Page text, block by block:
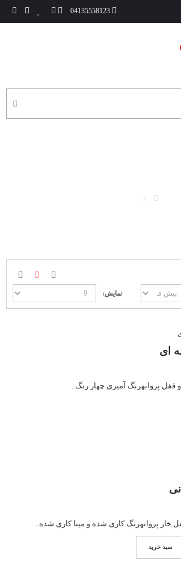
04135558123
نمایش:
ای
قفل پروانهرنگ آمیزی چهار رنگ..
خار پروانهرنگ کاری شده و مینا کاری شده..
سبد خرید